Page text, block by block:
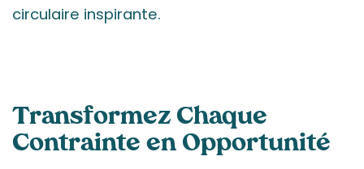
circulaire inspirante.
Transformez Chaque
Contrainte en Opportunité